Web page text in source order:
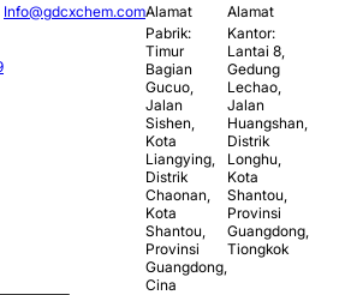
Info@gdcxchem.comAlamat
Pabrik:
Timur
Bagian
Gucuo,
Jalan
Sishen,
Kota
Liangying,
Distrik
Chaonan,
Kota
Shantou,
Provinsi
Guangdong,
Cina
Alamat
Kantor:
Lantai 8,
Gedung
Lechao,
Jalan
Huangshan,
Distrik
Longhu,
Kota
Shantou,
Provinsi
Guangdong,
Tiongkok